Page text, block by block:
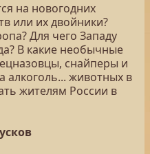
на новогодних
или их двойники?
Для чего Западу
В какие необычные
снайперы и
алкоголь... животных в
жителям России в